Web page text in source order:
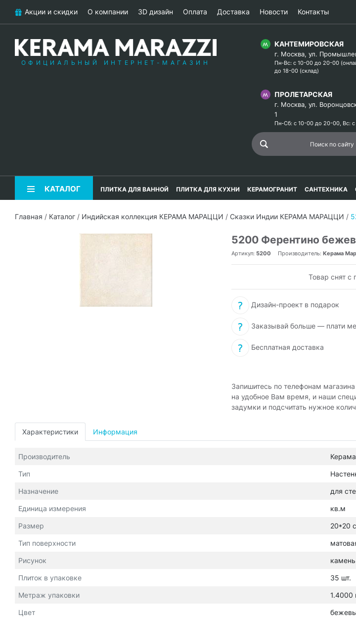
Акции и скидки О компании 3D дизайн Оплата Доставка Новости Контакты
ОФИЦИАЛЬНЫЙ ИНТЕРНЕТ-МАГАЗИН
КАНТЕМИРОВСКАЯ
г. Москва, ул.
Пн-Вс: с 10-00 до 20-00
до 18-00 (склад)
ПРОЛЕТАРСКАЯ
г. Москва, ул.
1
Пн-Сб: с 10-00 до 20-00, Вс:
КАТАЛОГ ПЛИТКА ДЛЯ ВАННОЙ ПЛИТКА ДЛЯ КУХНИ КЕРАМОГРАНИТ САНТЕХНИКА
Главная / Каталог / Индийская коллекция КЕРАМА МАРАЦЦИ / Сказки Индии КЕРАМА МАРАЦЦИ /
5200 Ферентино
Артикул: 5200 Производитель: Керама
Товар снят с
Дизайн-проект в подарок
Заказывай больше — плати
Бесплатная доставка
Запишитесь по телефонам магазина
на удобное Вам время, и наши
задумки и подсчитать нужное
Характеристики Информация
Производитель
Тип
Назначение для
Единица измерения кв.м
Размер 20*20
Тип поверхности
Рисунок камень
Плиток в упаковке 35 шт.
Метраж упаковки 1.4000
Цвет